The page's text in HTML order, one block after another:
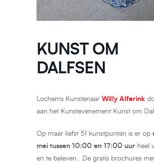
KUNST OM
DALFSEN
Lochems Kunstenaar Willy Alferink
aan het Kunstevenement Kunst om
Op maar liefst 51 kunstpunten is er op
mei tussen 10:00 en 17:00 uur heel
en te beleven. De gratis brochures